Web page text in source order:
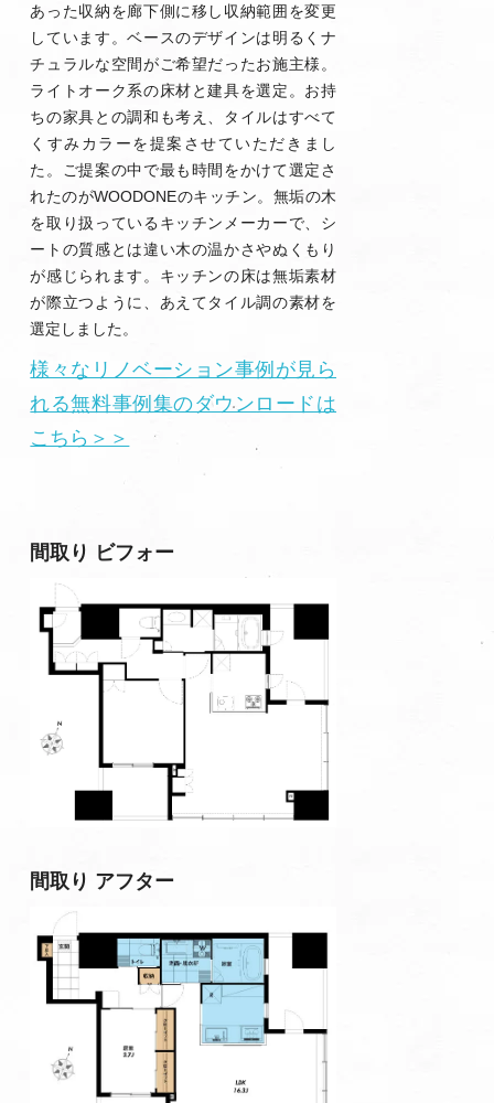
あった収納を廊下側に移し収納範囲を変更
しています。ベースのデザインは明るくナ
チュラルな空間がご希望だったお施主様。
ライトオーク系の床材と建具を選定。お持
ちの家具との調和も考え、タイルはすべて
くすみカラーを提案させていただきまし
た。ご提案の中で最も時間をかけて選定さ
れたのがWOODONEのキッチン。無垢の木
を取り扱っているキッチンメーカーで、シ
ートの質感とは違い木の温かさやぬくもり
が感じられます。キッチンの床は無垢素材
が際立つように、あえてタイル調の素材を
選定しました。
様々なリノベーション事例が見ら
れる無料事例集のダウンロードは
こちら＞＞
間取り ビフォー
間取り アフター